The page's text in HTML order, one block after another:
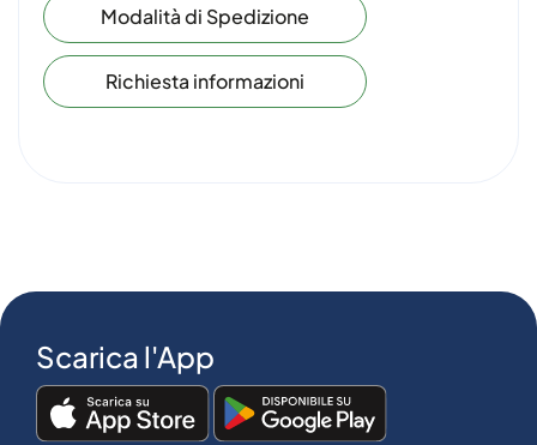
Modalità di Spedizione
Richiesta informazioni
Scarica l'App